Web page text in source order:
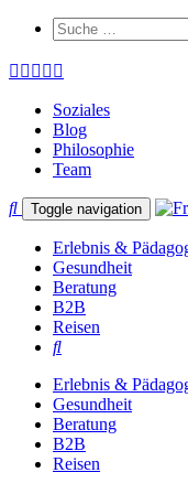
Soziales
Blog
Philosophie
Team
Toggle navigation
Erlebnis &
Gesundheit
Beratung
B2B
Reisen
Erlebnis &
Gesundheit
Beratung
B2B
Reisen